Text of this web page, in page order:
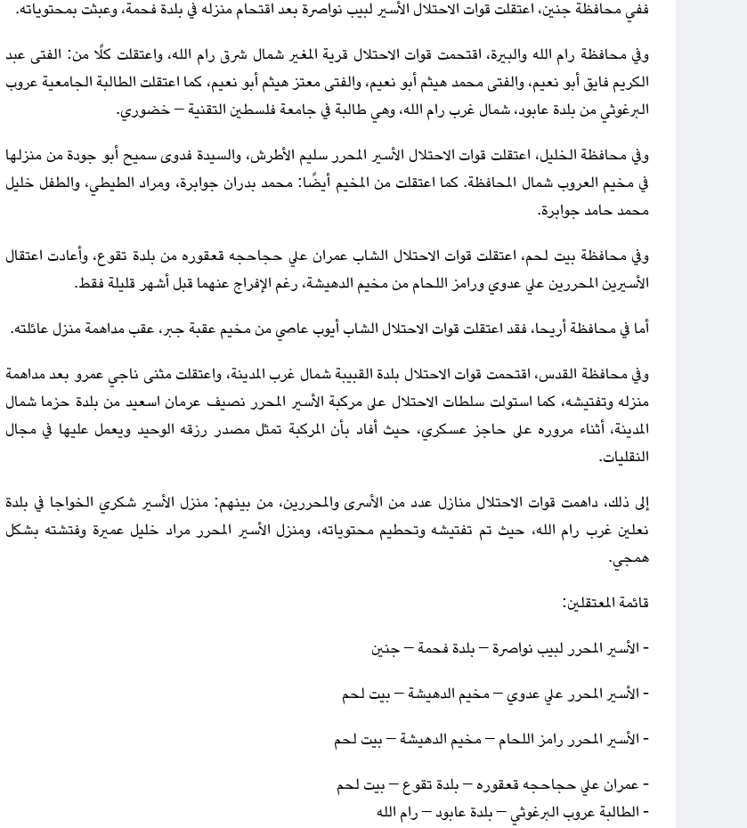
ففي محافظة جنين، اعتقلت قوات الاحتلال الأسير لبيب نواصرة بعد اقتحام منزله في بلدة فحمة، وعبثت بمحتوياته.
وفي محافظة رام الله والبيرة، اقتحمت قوات الاحتلال قرية المغير شمال شرق رام الله، واعتقلت كلًا من: الفتى عبد
الكريم فايق أبو نعيم، والفتى محمد هيثم أبو نعيم، والفتى معتز هيثم أبو نعيم، كما اعتقلت الطالبة الجامعية عروب
البرغوثي من بلدة عابود، شمال غرب رام الله، وهي طالبة في جامعة فلسطين التقنية – خضوري.
وفي محافظة الخليل، اعتقلت قوات الاحتلال الأسير المحرر سليم الأطرش، والسيدة فدوى سميح أبو جودة من منزلها
في مخيم العروب شمال المحافظة. كما اعتقلت من المخيم أيضًا: محمد بدران جوابرة، ومراد الطيطي، والطفل خليل
محمد حامد جوابرة.
وفي محافظة بيت لحم، اعتقلت قوات الاحتلال الشاب عمران علي حجاحجه قعقوره من بلدة تقوع، وأعادت اعتقال
الأسيرين المحررين علي عدوي ورامز اللحام من مخيم الدهيشة، رغم الإفراج عنهما قبل أشهر قليلة فقط.
أما في محافظة أريحا، فقد اعتقلت قوات الاحتلال الشاب أيوب عاصي من مخيم عقبة جبر، عقب مداهمة منزل عائلته.
وفي محافظة القدس، اقتحمت قوات الاحتلال بلدة القبيبة شمال غرب المدينة، واعتقلت مثنى ناجي عمرو بعد مداهمة
منزله وتفتيشه، كما استولت سلطات الاحتلال على مركبة الأسير المحرر نصيف عرمان اسعيد من بلدة حزما شمال
المدينة، أثناء مروره على حاجز عسكري، حيث أفاد بأن المركبة تمثل مصدر رزقه الوحيد ويعمل عليها في مجال
النقليات.
إلى ذلك، داهمت قوات الاحتلال منازل عدد من الأسرى والمحررين، من بينهم: منزل الأسير شكري الخواجا في بلدة
نعلين غرب رام الله، حيث تم تفتيشه وتحطيم محتوياته، ومنزل الأسير المحرر مراد خليل عميرة وفتشته بشكل
همجي.
قائمة المعتقلين:
- الأسير المحرر لبيب نواصرة – بلدة فحمة – جنين
- الأسير المحرر علي عدوي – مخيم الدهيشة – بيت لحم
- الأسير المحرر رامز اللحام – مخيم الدهيشة – بيت لحم
- عمران علي حجاحجه قعقوره – بلدة تقوع – بيت لحم
- الطالبة عروب البرغوثي – بلدة عابود – رام الله